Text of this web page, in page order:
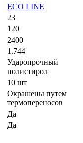
ECO LINE
23
120
2400
1.744
Ударопрочный
полистирол
10 шт
Окрашены путем
термопереносов
Да
Да